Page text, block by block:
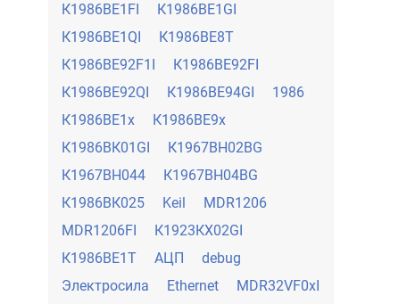
К1986ВЕ1FI
К1986ВЕ1GI
К1986ВЕ1QI
К1986ВЕ8Т
К1986ВЕ92F1I
К1986ВЕ92FI
К1986ВЕ92QI
К1986ВЕ94GI
1986
К1986ВЕ1x
К1986ВЕ9x
К1986ВК01GI
К1967ВН02BG
К1967ВН044
К1967ВН04BG
К1986ВК025
Keil
MDR1206
MDR1206FI
К1923КХ02GI
К1986ВЕ1Т
АЦП
debug
Электросила
Ethernet
MDR32VF0xI